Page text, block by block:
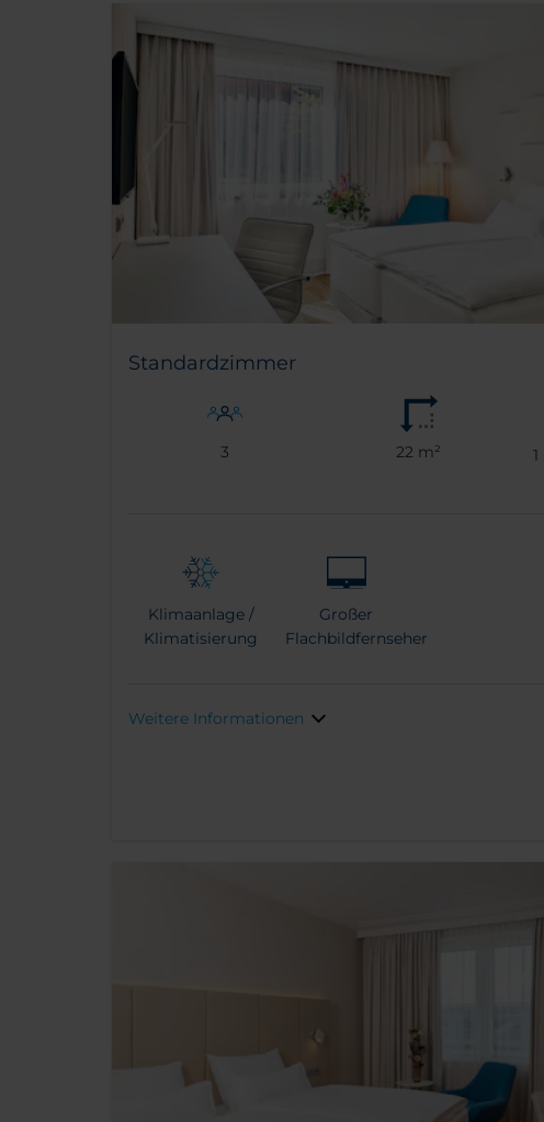
Standardzimmer
3 22 m² 1
Klimaanlage /
Klimatisierung
Großer
Flachbildfernseher
Weitere Informationen